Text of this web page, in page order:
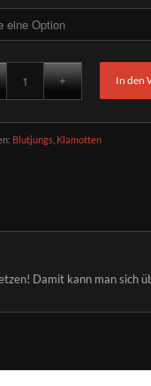
In den
Blutjungs Klamotten
Damit kann man sich